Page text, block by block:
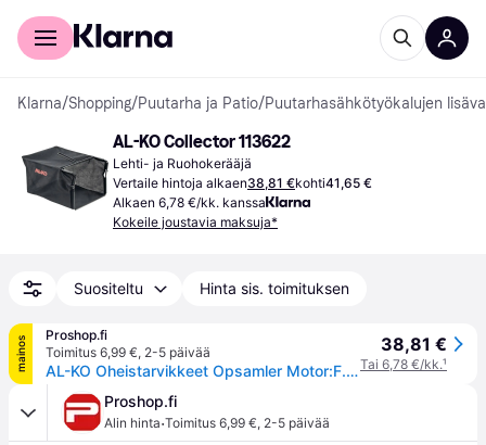
Kuluttajille
Klarna/Shopping/Puutarha ja Patio/Puutarhasähkötyökalujen
AL-KO Collector 113622
Lehti- ja Ruohokerääjä
Vertaile hintoja alkaen38,81 €kohti41,65 €
Alkaen 6,78 €/kk. kanssa
Kokeile joustavia maksuja*
Suositeltu Hinta sis. toimituksen
mainos
Proshop.fi
Toimitus 6,99 €, 2-5 päivää
AL-KO Oheistarvikkeet Opsamler Motor:F. SF 4036 / 36.8 E Comfort
38,81 €
Tai 6,78 €/kk.¹
Proshop.fi
Alin hinta·Toimitus 6,99 €, 2-5 päivää